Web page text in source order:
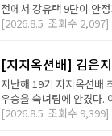
전에서 강유택 9단이 안
[2026.8.5 조회수 2,097]
[지지옥션배] 김은
지난해 19기 지지옥션배
우승을 숙녀팀에 안겼다.
[2026.8.5 조회수 9,399]